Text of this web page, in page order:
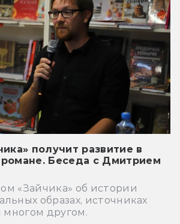
получит развитие в
Беседа с Дмитрием
«Зайчика» об истории
образах, источниках
многом другом.